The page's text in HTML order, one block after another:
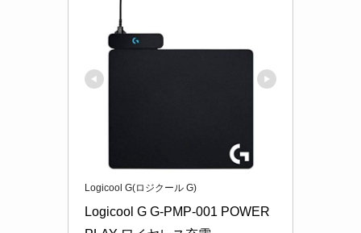
Logicool G(ロジクール G)
Logicool G G-PMP-001 POWER